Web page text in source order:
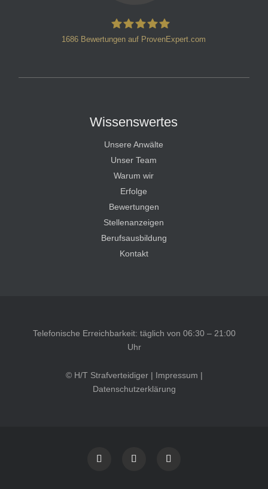
1686 Bewertungen auf ProvenExpert.com
Wissenswertes
Unsere Anwälte
Unser Team
Warum wir
Erfolge
Bewertungen
Stellenanzeigen
Berufsausbildung
Kontakt
Telefonische Erreichbarkeit: täglich von 06:30 – 21:00
Uhr
© H/T Strafverteidiger | Impressum |
Datenschutzerklärung